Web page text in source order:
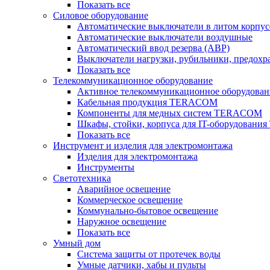
Показать все
Силовое оборудование
Автоматические выключатели в литом
Автоматические выключатели воздушные
Автоматический ввод резерва (АВР)
Выключатели нагрузки, рубильники,
Показать все
Телекоммуникационное оборудование
Активное телекоммуникационное
Кабельная продукция TERACOM
Компоненты для медных систем TERACOM
Шкафы, стойки, корпуса для IT-
Показать все
Инструмент и изделия для электромонтажа
Изделия для электромонтажа
Инструменты
Светотехника
Аварийное освещение
Коммерческое освещение
Коммунально-бытовое освещение
Наружное освещение
Показать все
Умный дом
Система защиты от протечек воды
Умные датчики, хабы и пульты